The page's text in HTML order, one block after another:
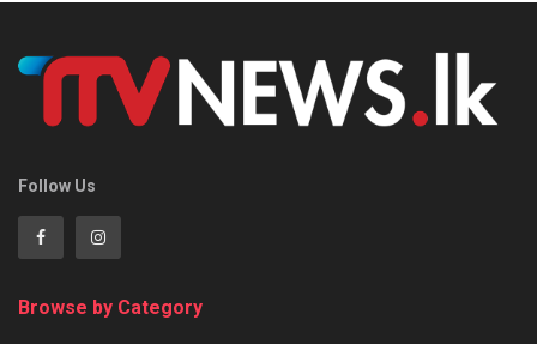
Follow Us
Browse by Category